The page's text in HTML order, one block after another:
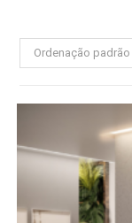
Ordenação padrão